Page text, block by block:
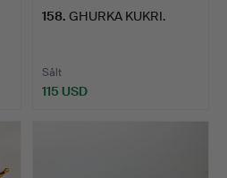
158. GHURKA KUKRI.
Sålt
115 USD